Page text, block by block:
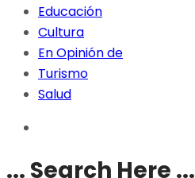
Educación
Cultura
En Opinión de
Turismo
Salud
... Search Here ...